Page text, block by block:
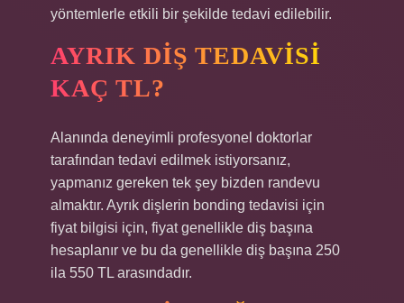
yöntemlerle etkili bir şekilde tedavi edilebilir.
AYRIK DIŞ TEDAVISI
KAÇ TL?
Alanında deneyimli profesyonel doktorlar
tarafından tedavi edilmek istiyorsanız,
yapmanız gereken tek şey bizden randevu
almaktır. Ayrık dişlerin bonding tedavisi için
fiyat bilgisi için, fiyat genellikle diş başına
hesaplanır ve bu da genellikle diş başına 250
ila 550 TL arasındadır.